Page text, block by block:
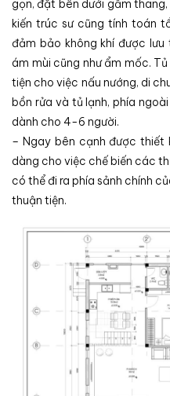
gọn, đặt bên dưới gầm
kiến trúc sư cũng tính toán
đảm bảo không khí được
ám mùi cũng như ẩm mốc.
tiện cho việc nấu nướng, di
bồn rửa và tủ lạnh, phía
dành cho 4-6 người.
– Ngay bên cạnh được thiết
dàng cho việc chế biến các
có thể đi ra phía sảnh chính
thuận tiện.